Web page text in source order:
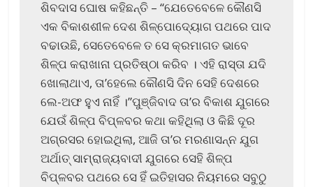
ଶିବଦାସ ଘୋଷ କହିଛନ୍ତି – “ଯେତେବେଳେ କୌଣସି
ଏକ ବିକାଶଶୀଳ ଦେଶ ଶିଳ୍ପୋଦ୍ୟୋଗ ପଥରେ ପାଦ
ବଢାଉଛି, ସେତେବେଳେ ତ ସେ କ୍ରମାଗତ ଭାବେ
ଶିଳ୍ପ କରାଖାନା ପ୍ରତିଷ୍ଠା କରିବ । ଏହି ରାସ୍ତା ଯଦି
ଖୋଲାଥାଏ, ତା’ହେଲେ କୌଣସି ଦିନ ସେହି ଦେଶରେ
ଲେ-ଅଫ ହୁଏ ନାହିଁ ।”ପୁଞ୍ଜିବାଦ ତା’ର ବିକାଶ ଯୁଗରେ
ଯେଉଁ ଶିଳ୍ପ ବିପ୍ଳବର କଥା କହିଥିଲା ଓ କିଛି ଦୂର
ଅଗ୍ରସର ହୋଇଥିଲା, ଆଜି ତା’ର ମରଣାସନ୍ନ ଯୁଗ
ଅର୍ଥାତ୍ ସାମ୍ରାଜ୍ୟବାଦୀ ଯୁଗରେ ସେହି ଶିଳ୍ପ
ବିପ୍ଳବର ପଥରେ ସେ ହିଁ ଇତିହାସର ନିୟମରେ ସବୁଠୁ